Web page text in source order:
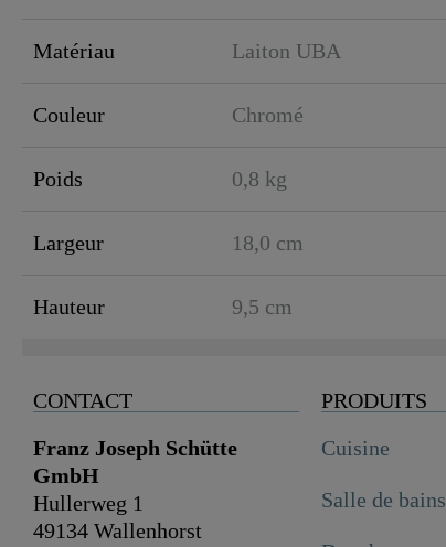
Matériau Laiton UBA
Couleur Chromé
Poids 0,8 kg
Largeur 18,0 cm
Hauteur 9,5 cm
CONTACT
Franz Joseph Schütte
GmbH
Hullerweg 1
49134 Wallenhorst
PRODUITS
Cuisine
Salle de bains